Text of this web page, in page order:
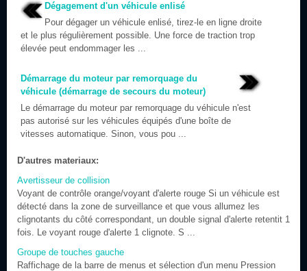
Dégagement d'un véhicule enlisé
Pour dégager un véhicule enlisé, tirez-le en ligne droite
et le plus régulièrement possible. Une force de traction trop
élevée peut endommager les ...
Démarrage du moteur par remorquage du
véhicule (démarrage de secours du moteur)
Le démarrage du moteur par remorquage du véhicule n'est
pas autorisé sur les véhicules équipés d'une boîte de
vitesses automatique. Sinon, vous pou ...
D'autres materiaux:
Avertisseur de collision
Voyant de contrôle orange/voyant d'alerte rouge Si un véhicule est
détecté dans la zone de surveillance et que vous allumez les
clignotants du côté correspondant, un double signal d'alerte retentit 1
fois. Le voyant rouge d'alerte 1 clignote. S ...
Groupe de touches gauche
Raffichage de la barre de menus et sélection d'un menu Pression